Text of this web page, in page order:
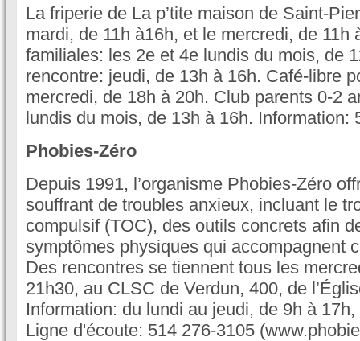
La friperie de La p’tite maison de Saint-
mardi, de 11h à16h, et le mercredi, de 11h
familiales: les 2e et 4e lundis du mois, de
rencontre: jeudi, de 13h à 16h. Café-libre
mercredi, de 18h à 20h. Club parents 0-2
lundis du mois, de 13h à 16h. Information:
Phobies-Zéro
Depuis 1991, l’organisme Phobies-Zéro
souffrant de troubles anxieux, incluant le
compulsif (TOC), des outils concrets afin
symptômes physiques qui accompagnent
Des rencontres se tiennent tous les
21h30, au CLSC de Verdun, 400, de
Information: du lundi au jeudi, de 9h à
Ligne d'écoute: 514 276-3105